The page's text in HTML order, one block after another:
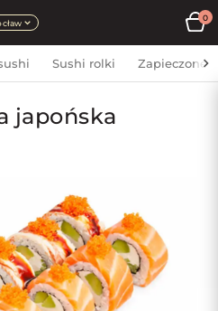
0
Sushi rolki Zapieczone
japońska